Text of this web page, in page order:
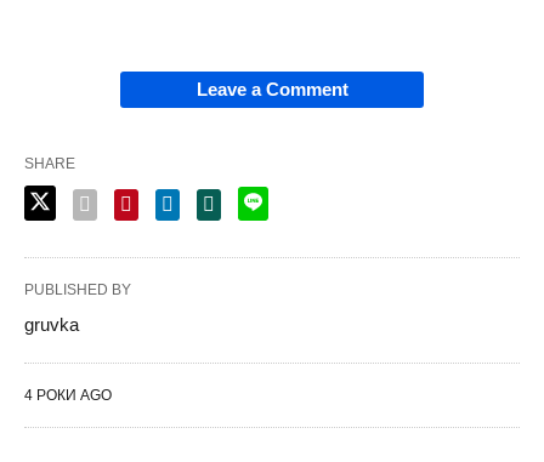
Leave a Comment
SHARE
PUBLISHED BY
gruvka
4 РОКИ AGO